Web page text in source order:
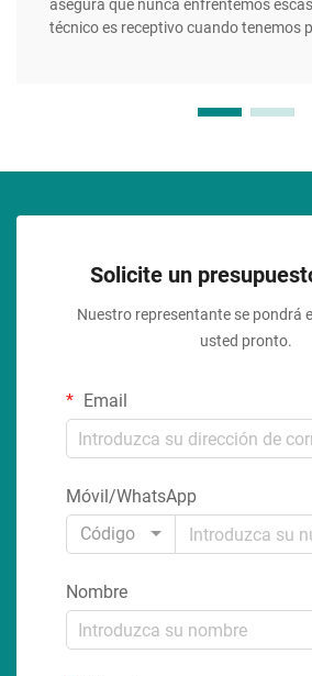
asegura que nunca enfrentemos
técnico es receptivo cuando tenemos
Solicite un
Nuestro representante se pondrá
usted pronto.
Email
Móvil/WhatsApp
Código
Nombre